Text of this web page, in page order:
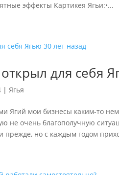
эффекты Картикея Ягьи:•...
для себя
|Ягья
Ягий мои бизнесы каким-то
не очень благополучную
прежде, но с каждым годом